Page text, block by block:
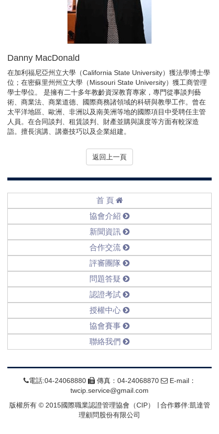
Danny MacDonald
在加利福尼亞州立大學（California State University）獲法學博士學
位；在密蘇里州州立大學（Missouri State University）獲工商管理
學士學位。 是擁有二十多年教齡資深教育專家，專門從事談判藝
術、商業法、商業道德、國際商務諸領域的科研與教學工作。曾在
太平洋地區、歐洲、非洲以及南美洲等地的國際項目中受聘任主管
人員。在合同談判、租賃談判、財產並購與讓度等方面有較深造
詣。擅長演講、講臺技巧以及企業組建。
返回上一頁
首 頁
協會介紹
新聞資訊
合作交流
評審團隊
問題答疑
認證考試
授權中心
協會賽事
聯絡我們
電話:04-24068880 傳真：04-24068870
E-mail：
twcip.service@gmail.com
版權所有 © 2015國際職業認證管理協會（CIP） ∣ 合作夥伴:凱達管
理顧問股份有限公司